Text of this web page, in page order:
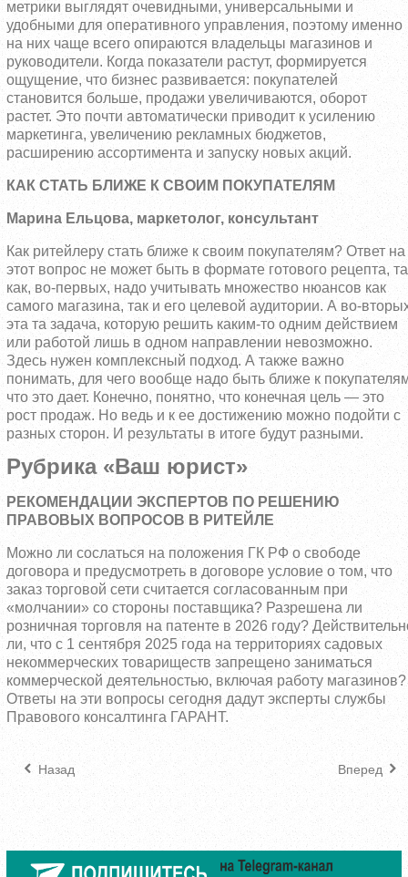
метрики выглядят очевидными, универсальными и
удобными для оперативного управления, поэтому именно
на них чаще всего опираются владельцы магазинов и
руководители. Когда показатели растут, формируется
ощущение, что бизнес развивается: покупателей
становится больше, продажи увеличиваются, оборот
растет. Это почти автоматически приводит к усилению
маркетинга, увеличению рекламных бюджетов,
расширению ассортимента и запуску новых акций.
КАК СТАТЬ БЛИЖЕ К СВОИМ ПОКУПАТЕЛЯМ
Марина Ельцова, маркетолог, консультант
Как ритейлеру стать ближе к своим покупателям? Ответ на
этот вопрос не может быть в формате готового рецепта,
как, во-первых, надо учитывать множество нюансов как
самого магазина, так и его целевой аудитории. А во-
эта та задача, которую решить каким-то одним действием
или работой лишь в одном направлении невозможно.
Здесь нужен комплексный подход. А также важно
понимать, для чего вообще надо быть ближе к
что это дает. Конечно, понятно, что конечная цель — это
рост продаж. Но ведь и к ее достижению можно подойти с
разных сторон. И результаты в итоге будут разными.
Рубрика «Ваш юрист»
РЕКОМЕНДАЦИИ ЭКСПЕРТОВ ПО РЕШЕНИЮ
ПРАВОВЫХ ВОПРОСОВ В РИТЕЙЛЕ
Можно ли сослаться на положения ГК РФ о свободе
договора и предусмотреть в договоре условие о том, что
заказ торговой сети считается согласованным при
«молчании» со стороны поставщика? Разрешена ли
розничная торговля на патенте в 2026 году?
ли, что с 1 сентября 2025 года на территориях садовых
некоммерческих товариществ запрещено заниматься
коммерческой деятельностью, включая работу магазинов?
Ответы на эти вопросы сегодня дадут эксперты службы
Правового консалтинга ГАРАНТ.
Назад Вперед